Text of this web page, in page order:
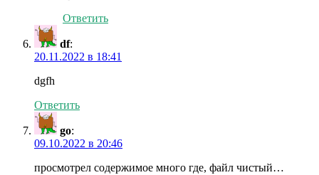
Ответить
df:
20.11.2022 в 18:41
dgfh
Ответить
go:
09.10.2022 в 20:46
просмотрел содержимое много где, файл чистый…